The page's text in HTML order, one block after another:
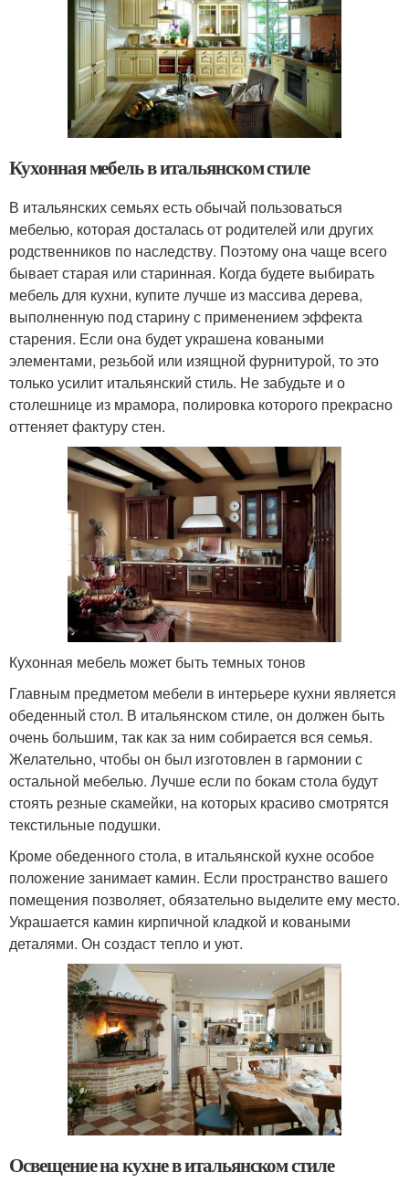
Кухонная мебель в итальянском стиле
В итальянских семьях есть обычай пользоваться
мебелью, которая досталась от родителей или других
родственников по наследству. Поэтому она чаще всего
бывает старая или старинная. Когда будете выбирать
мебель для кухни, купите лучше из массива дерева,
выполненную под старину с применением эффекта
старения. Если она будет украшена коваными
элементами, резьбой или изящной фурнитурой, то это
только усилит итальянский стиль. Не забудьте и о
столешнице из мрамора, полировка которого прекрасно
оттеняет фактуру стен.
Кухонная мебель может быть темных тонов
Главным предметом мебели в интерьере кухни является
обеденный стол. В итальянском стиле, он должен быть
очень большим, так как за ним собирается вся семья.
Желательно, чтобы он был изготовлен в гармонии с
остальной мебелью. Лучше если по бокам стола будут
стоять резные скамейки, на которых красиво смотрятся
текстильные подушки.
Кроме обеденного стола, в итальянской кухне особое
положение занимает камин. Если пространство вашего
помещения позволяет, обязательно выделите ему место.
Украшается камин кирпичной кладкой и коваными
деталями. Он создаст тепло и уют.
Освещение на кухне в итальянском стиле